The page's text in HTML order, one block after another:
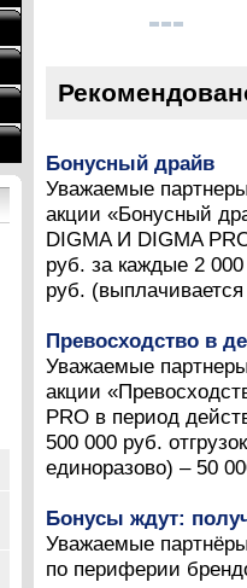
Бонусный драйв
Уважаемые
акции «Бонусный
DIGMA И DIGMA
руб. за каждые 2
руб.
Превосходство в
Уважаемые
акции
PRO в период
500 000 руб.
единоразово) – 50
Бонусы ждут:
Уважаемые
по периферии